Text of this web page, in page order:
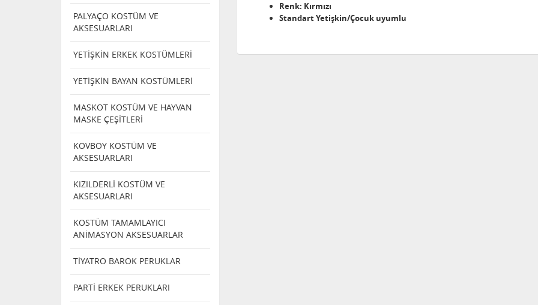
PALYAÇO KOSTÜM VE
AKSESUARLARI
YETİŞKİN ERKEK KOSTÜMLERİ
YETİŞKİN BAYAN KOSTÜMLERİ
MASKOT KOSTÜM VE HAYVAN
MASKE ÇEŞİTLERİ
KOVBOY KOSTÜM VE
AKSESUARLARI
KIZILDERLİ KOSTÜM VE
AKSESUARLARI
KOSTÜM TAMAMLAYICI
ANİMASYON AKSESUARLAR
TİYATRO BAROK PERUKLAR
PARTİ ERKEK PERUKLARI
Renk: Kırmızı
Standart Yetişkin/Çocuk uyumlu